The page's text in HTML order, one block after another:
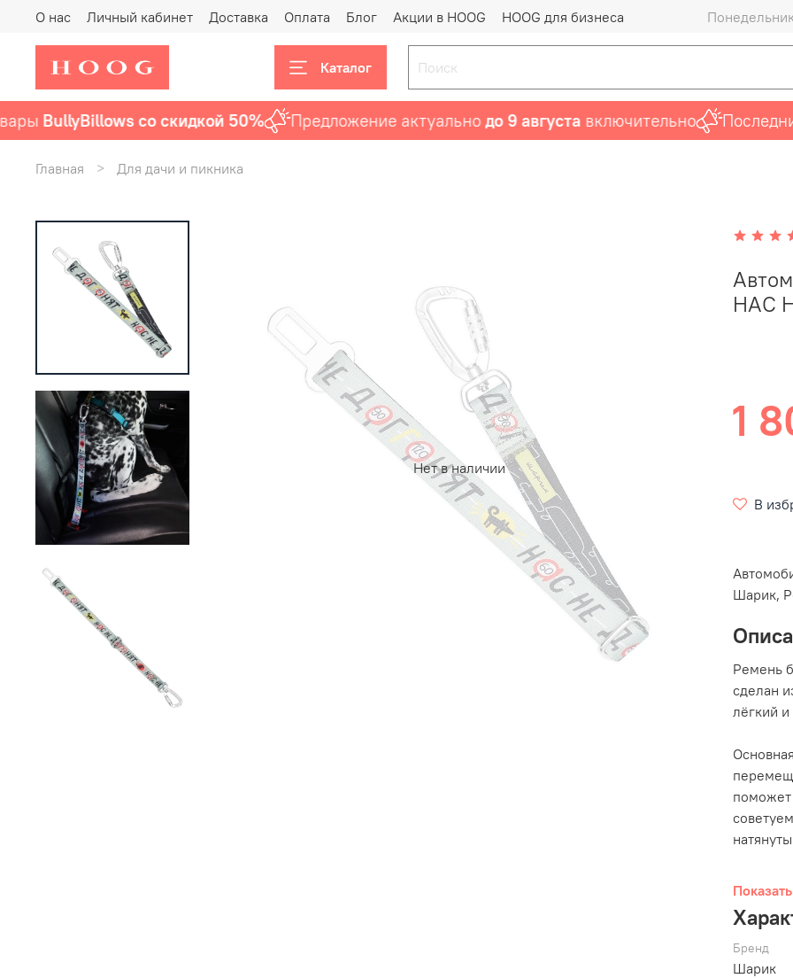
О нас Личный кабинет Доставка Оплата Блог Акции в HOOG HOOG для бизнеса
Каталог
BullyBillows со скидкой 50% Предложение актуальнодо 9 августавключительно Последний
Главная Для дачи и пикника
Нет в наличии
НАС
1
В
Шарик,
Ремень
сделан
лёгкий
Бренд
Шарик